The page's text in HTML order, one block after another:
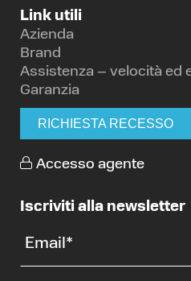
Link utili
Azienda
Brand
Assistenza – velocità ed
Garanzia
RICHIESTA RECESSO
Accesso agente
Iscriviti alla newsletter
Email *